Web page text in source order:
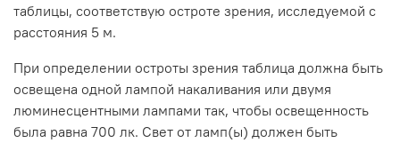
таблицы, соответствую остроте зрения, исследуемой с
расстояния 5 м.
При определении остроты зрения таблица должна быть
освещена одной лампой накаливания или двумя
люминесцентными лампами так, чтобы освещенность
была равна 700 лк. Свет от ламп(ы) должен быть